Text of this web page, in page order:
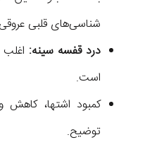
شناسی‌های قلبی
درد قفسه سینه:
است.
کمبود اشتها، کاهش
توضیح.